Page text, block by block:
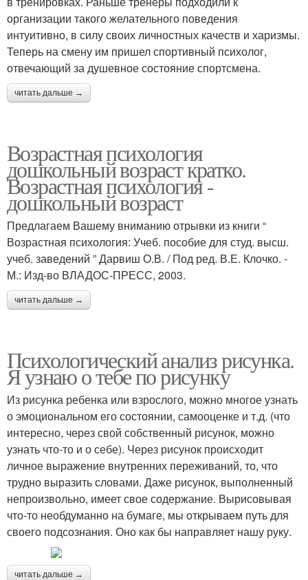
организации такого желательного поведения
интуитивно, в силу своих личностных качеств и харизмы.
Теперь на смену им пришел спортивный психолог,
отвечающий за душевное состояние спортсмена.
читать дальше →
Возрастная психология
дошкольный возраст кратко.
Возрастная психология -
дошкольный возраст
Предлагаем Вашему вниманию отрывки из книги “
Возрастная психология: Учеб. пособие для студ. высш.
учеб. заведений ” Дарвиш О.В. / Под ред. В.Е. Клочко. -
М.: Изд-во ВЛАДОС-ПРЕСС, 2003.
читать дальше →
Психологический анализ рисунка.
Я узнаю о тебе по рисунку
Из рисунка ребенка или взрослого, можно многое узнать
о эмоциональном его состоянии, самооценке и т.д. (что
интересно, через свой собственный рисунок, можно
узнать что-то и о себе). Через рисунок происходит
личное выражение внутренних переживаний, то, что
трудно выразить словами. Даже рисунок, выполненный
непроизвольно, имеет свое содержание. Вырисовывая
что-то необдуманно на бумаге, мы открываем путь для
своего подсознания. Оно как бы направляет нашу руку.
читать дальше →